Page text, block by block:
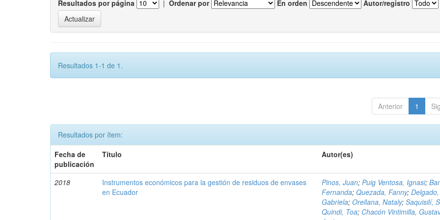
Resultados por página | Ordenar por En orden Autor/registro
Resultados 1-1 de 1.
Anterior 1
Resultados por ítem:
Fecha de
publicación
Título Autor(es)
2018
Instrumentos económicos para la gestión de residuos de envases
en Ecuador
Pinos, Juan;Puig Ventosa, Ignasi;
Fernanda;Quezada, Fanny;Delgado,
Gabriela;Orellana, Nataly;Saquisilí,
Quindi, Toa; Chacón Vintimilla,